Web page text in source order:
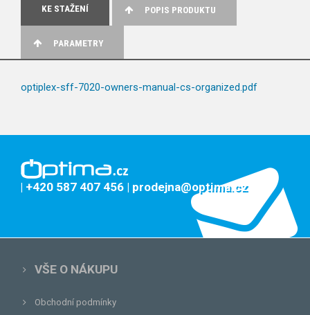
KE STAŽENÍ POPIS PRODUKTU
PARAMETRY
optiplex-sff-7020-owners-manual-cs-organized.pdf
| +420 587 407 456 | prodejna@optima.cz
VŠE O NÁKUPU
Obchodní podmínky